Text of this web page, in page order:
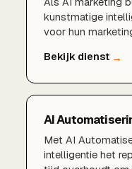
kunstmatige
voor hun
data-analyse en
AI
Met AI
intelligentie het